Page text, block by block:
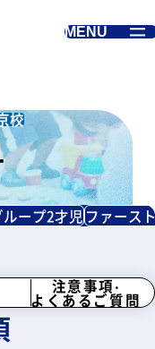
MENU
校
ープ2才児ファース
注意事項‧
よくあるご質問